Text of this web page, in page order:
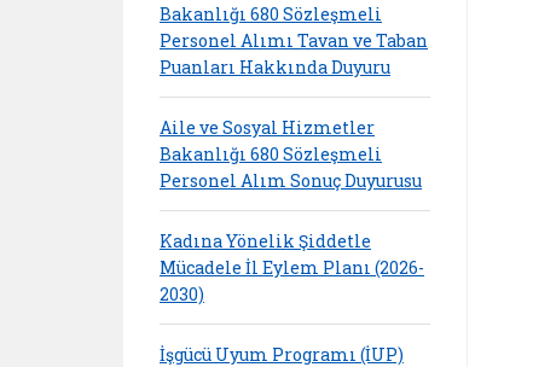
Bakanlığı 680 Sözleşmeli
Personel Alımı Tavan ve Taban
Puanları Hakkında Duyuru
Aile ve Sosyal Hizmetler
Bakanlığı 680 Sözleşmeli
Personel Alım Sonuç Duyurusu
Kadına Yönelik Şiddetle
Mücadele İl Eylem Planı (2026-
2030)
İşgücü Uyum Programı (İUP)